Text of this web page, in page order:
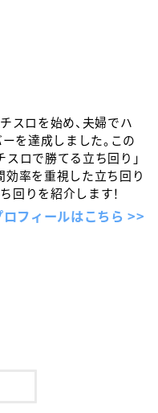
スロを始め、夫婦でハ
を達成しました。この
ロで勝てる立ち回り」
効率を重視した立ち回り
回りを紹介します！
ロフィールはこちら >>